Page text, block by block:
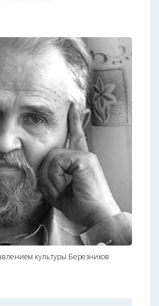
культуры Березников